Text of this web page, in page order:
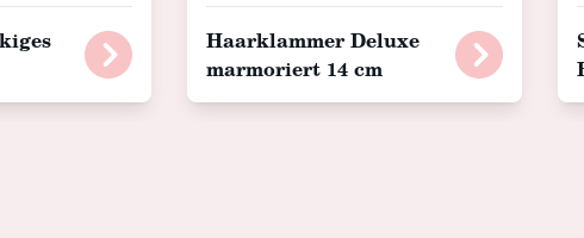
Haarklammer Deluxe
marmoriert 14 cm